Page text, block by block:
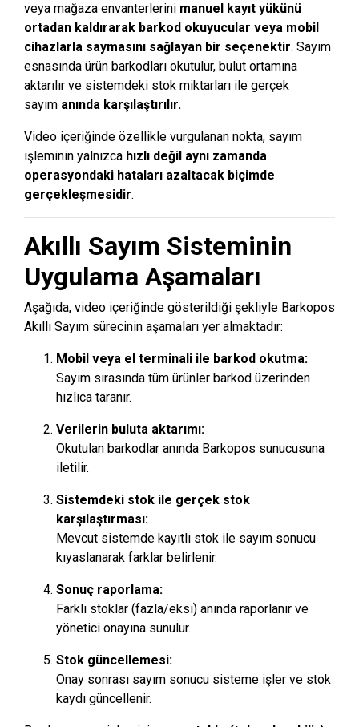
veya mağaza envanterlerini manuel kayıt yükünü
ortadan kaldırarak barkod okuyucular veya mobil
cihazlarla saymasını sağlayan bir seçenektir. Sayım
esnasında ürün barkodları okutulur, bulut ortamına
aktarılır ve sistemdeki stok miktarları ile gerçek
sayım anında karşılaştırılır.
Video içeriğinde özellikle vurgulanan nokta, sayım
işleminin yalnızca hızlı değil aynı zamanda
operasyondaki hataları azaltacak biçimde
gerçekleşmesidir.
Akıllı Sayım Sisteminin
Uygulama Aşamaları
Aşağıda, video içeriğinde gösterildiği şekliyle Barkopos
Akıllı Sayım sürecinin aşamaları yer almaktadır:
Mobil veya el terminali ile barkod okutma:
Sayım sırasında tüm ürünler barkod üzerinden
hızlıca taranır.
Verilerin buluta aktarımı:
Okutulan barkodlar anında Barkopos sunucusuna
iletilir.
Sistemdeki stok ile gerçek stok
karşılaştırması:
Mevcut sistemde kayıtlı stok ile sayım sonucu
kıyaslanarak farklar belirlenir.
Sonuç raporlama:
Farklı stoklar (fazla/eksi) anında raporlanır ve
yönetici onayına sunulur.
Stok güncellemesi:
Onay sonrası sayım sonucu sisteme işler ve stok
kaydı güncellenir.